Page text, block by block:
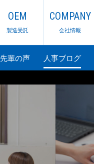
OEM
製造受託
COMPANY
会社情報
先輩の声 人事ブログ